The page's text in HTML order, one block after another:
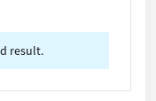
Platz und läuft
result.